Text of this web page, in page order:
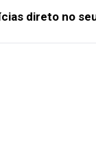
direto no